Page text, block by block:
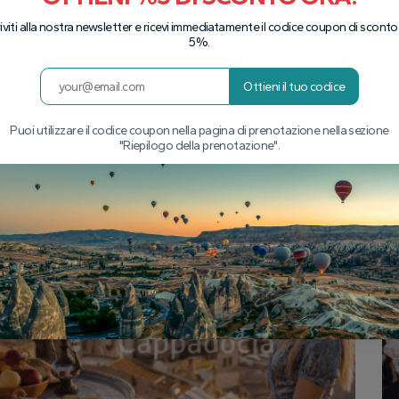
alla nostra newsletter e ricevi immediatamente il codice coupon di
5%.
Ottieni il tuo codice
Puoi utilizzare il codice coupon nella pagina di prenotazione nella sezione
"Riepilogo della prenotazione".